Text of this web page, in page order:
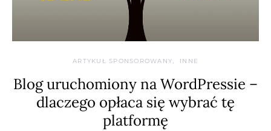
ARTYKUŁ SPONSOROWANY INNE
Blog uruchomiony na WordPressie –
dlaczego opłaca się wybrać tę
platformę